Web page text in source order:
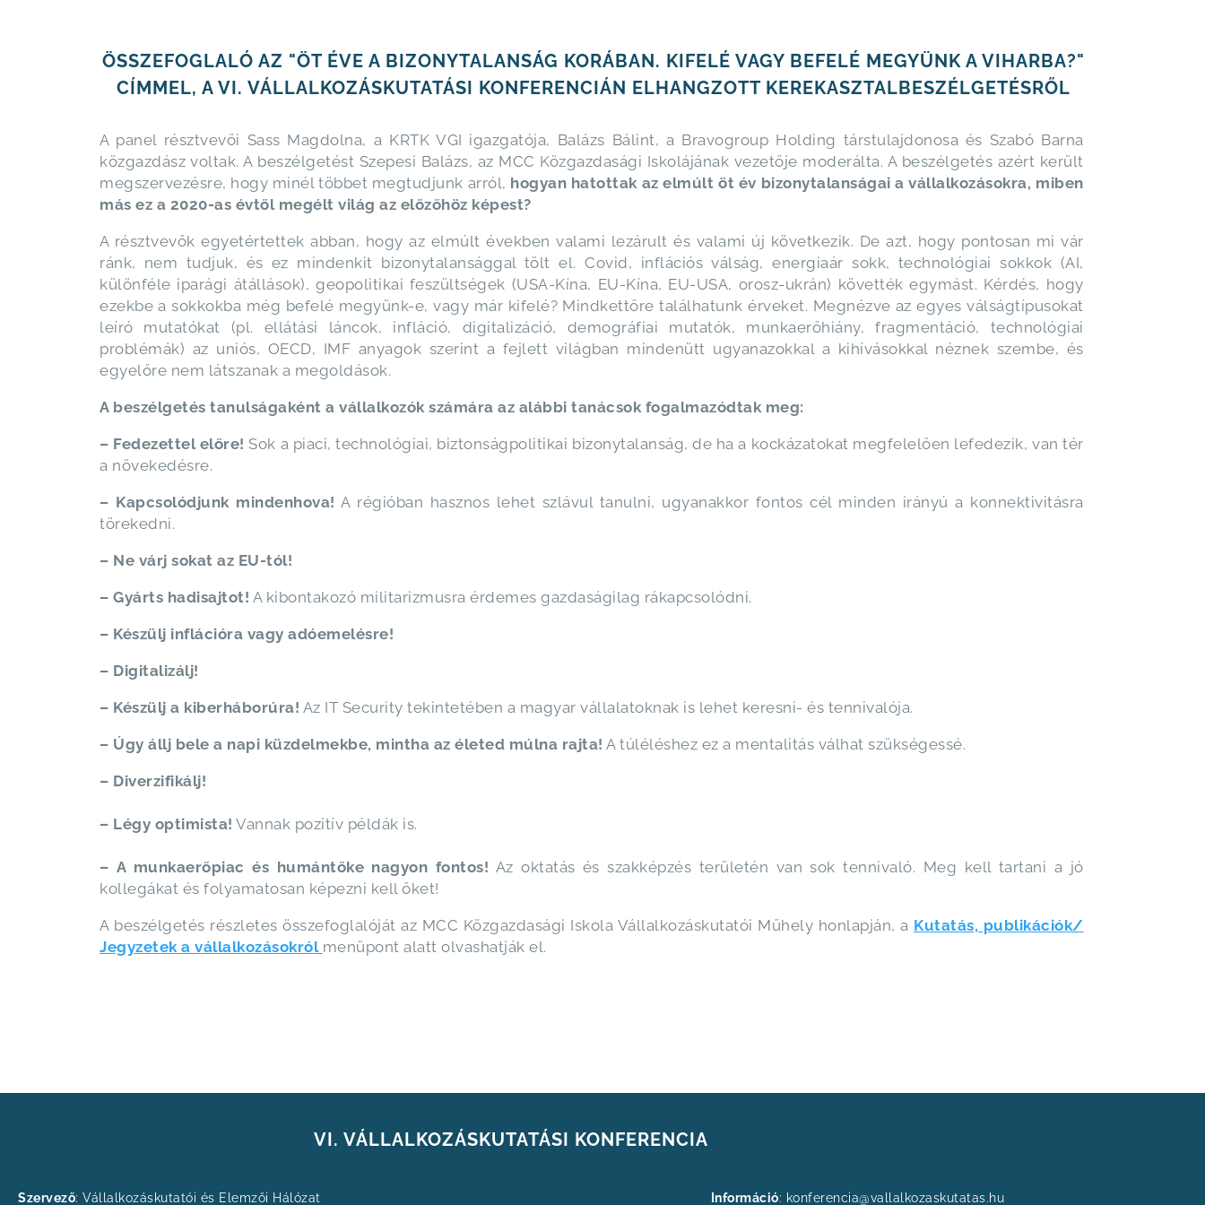
ÖSSZEFOGLALÓ AZ "ÖT ÉVE A BIZONYTALANSÁG KORÁBAN. KIFELÉ VAGY BEFELÉ MEGYÜNK A VIHARBA?"
CÍMMEL, A VI. VÁLLALKOZÁSKUTATÁSI KONFERENCIÁN ELHANGZOTT KEREKASZTALBESZÉLGETÉSRŐL
A panel résztvevői Sass Magdolna, a KRTK VGI igazgatója, Balázs Bálint, a Bravogroup Holding társtulajdonosa és Szabó Barna
közgazdász voltak. A beszélgetést Szepesi Balázs, az MCC Közgazdasági Iskolájának vezetője moderálta. A beszélgetés azért került
megszervezésre, hogy minél többet megtudjunk arról, hogyan hatottak az elmúlt öt év bizonytalanságai a vállalkozásokra, miben
más ez a 2020-as évtől megélt világ az előzőhöz képest?
A résztvevők egyetértettek abban, hogy az elmúlt években valami lezárult és valami új következik. De azt, hogy pontosan mi vár
ránk, nem tudjuk, és ez mindenkit bizonytalansággal tölt el. Covid, inflációs válság, energiaár sokk, technológiai sokkok (AI,
különféle iparági átállások), geopolitikai feszültségek (USA-Kína, EU-Kína, EU-USA, orosz-ukrán) követték egymást. Kérdés, hogy
ezekbe a sokkokba még befelé megyünk-e, vagy már kifelé? Mindkettőre találhatunk érveket. Megnézve az egyes válságtípusokat
leíró mutatókat (pl. ellátási láncok, infláció, digitalizáció, demográfiai mutatók, munkaerőhiány, fragmentáció, technológiai
problémák) az uniós, OECD, IMF anyagok szerint a fejlett világban mindenütt ugyanazokkal a kihívásokkal néznek szembe, és
egyelőre nem látszanak a megoldások.
A beszélgetés tanulságaként a vállalkozók számára az alábbi tanácsok fogalmazódtak meg:
– Fedezettel előre! Sok a piaci, technológiai, biztonságpolitikai bizonytalanság, de ha a kockázatokat megfelelően lefedezik, van tér
a növekedésre.
– Kapcsolódjunk mindenhova! A régióban hasznos lehet szlávul tanulni, ugyanakkor fontos cél minden irányú a konnektivitásra
törekedni.
– Ne várj sokat az EU-tól!
– Gyárts hadisajtot! A kibontakozó militarizmusra érdemes gazdaságilag rákapcsolódni.
– Készülj inflációra vagy adóemelésre!
– Digitalizálj!
– Készülj a kiberháborúra! Az IT Security tekintetében a magyar vállalatoknak is lehet keresni- és tennivalója.
– Úgy állj bele a napi küzdelmekbe, mintha az életed múlna rajta! A túléléshez ez a mentalitás válhat szükségessé.
– Diverzifikálj!
– Légy optimista! Vannak pozitív példák is.
– A munkaerőpiac és humántőke nagyon fontos! Az oktatás és szakképzés területén van sok tennivaló. Meg kell tartani a jó
kollegákat és folyamatosan képezni kell őket!
A beszélgetés részletes összefoglalóját az MCC Közgazdasági Iskola Vállalkozáskutatói Műhely honlapján, a Kutatás, publikációk/
Jegyzetek a vállalkozásokról menüpont alatt olvashatják el.
VI. VÁLLALKOZÁSKUTATÁSI KONFERENCIA
Szervező: Vállalkozáskutatói és Elemzői Hálózat Információ: konferencia@vallalkozaskutatas.hu